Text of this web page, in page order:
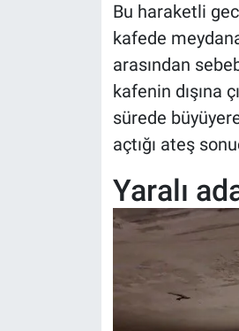
Bu haraketli
kafede
arasından
kafenin dışına
sürede
açtığı ateş
Yaralı